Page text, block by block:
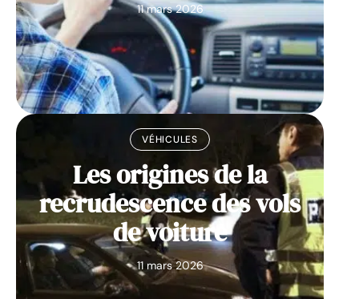
11 mars 2026
VÉHICULES
Les origines de la
recrudescence des vols
de voiture
11 mars 2026